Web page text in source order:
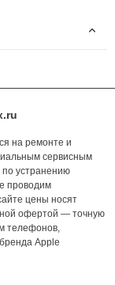
на ремонте и
сервисным
по устранению
проводим
цены носят
офертой — точную
телефонов,
Apple